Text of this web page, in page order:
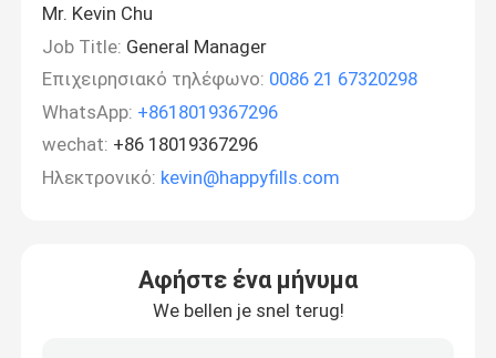
Mr. Kevin Chu
Job Title: General Manager
Επιχειρησιακό τηλέφωνο: 0086 21 67320298
WhatsApp: +8618019367296
wechat: +86 18019367296
Ηλεκτρονικό: kevin@happyfills.com
Αφήστε ένα μήνυμα
We bellen je snel terug!